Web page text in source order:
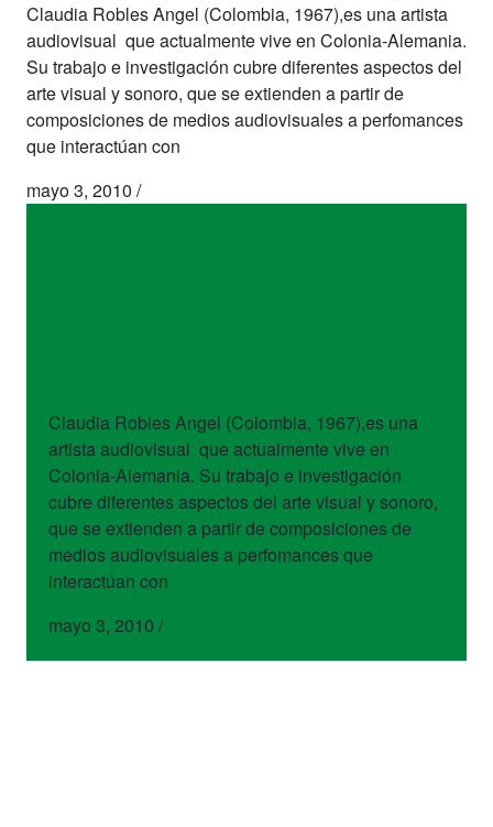
Claudia Robles Angel (Colombia, 1967),es una artista
audiovisual que actualmente vive en Colonia-Alemania.
Su trabajo e investigación cubre diferentes aspectos del
arte visual y sonoro, que se extienden a partir de
composiciones de medios audiovisuales a perfomances
que interactúan con
mayo 3, 2010 /
Claudia Robles Angel (Colombia, 1967),es una
artista audiovisual que actualmente vive en
Colonia-Alemania. Su trabajo e investigación
cubre diferentes aspectos del arte visual y sonoro,
que se extienden a partir de composiciones de
medios audiovisuales a perfomances que
interactúan con
mayo 3, 2010 /